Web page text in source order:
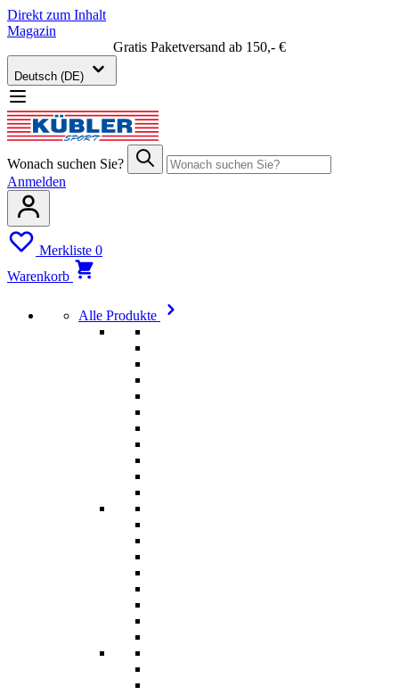
Direkt zum Inhalt
Magazin
Gratis Paketversand ab 150,- €
Deutsch (DE)
Wonach suchen Sie?
Anmelden
Merkliste 0
Warenkorb
Alle Produkte